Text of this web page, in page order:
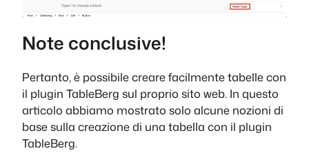
Note conclusive!
Pertanto, è possibile creare facilmente tabelle con
il plugin TableBerg sul proprio sito web. In questo
articolo abbiamo mostrato solo alcune nozioni di
base sulla creazione di una tabella con il plugin
TableBerg.